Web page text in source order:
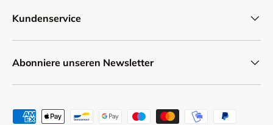
Kundenservice
Abonniere unseren Newsletter
Zahlungsmethoden